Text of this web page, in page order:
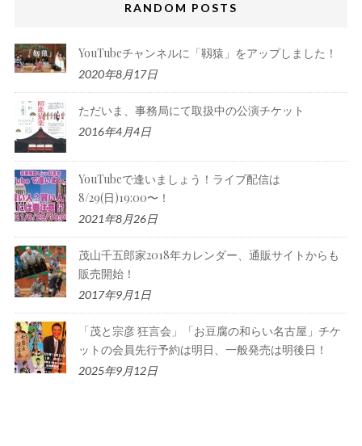
RANDOM POSTS
YouTubeチャンネルに「靱猿」をアップしました！
2020年8月17日
ただいま、事務局にて取扱中の公演チケット
2016年4月4日
YouTubeで逢いましょう！ライブ配信は
8/29(日)19:00〜！
2021年8月26日
茂山千五郎家2018年カレンダー、通販サイトからも
販売開始！
2017年9月1日
「茂と宗彦 狂言会」「お豆腐の和らい名古屋」チケ
ットの会員先行予約は明日、一般発売は明後日！
2025年9月12日